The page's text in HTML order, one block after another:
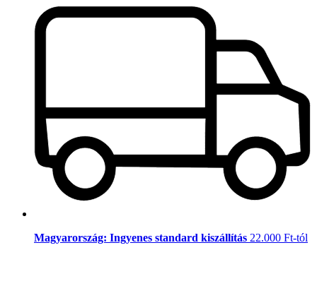
Magyarország: Ingyenes standard kiszállítás 22.000 Ft-tól